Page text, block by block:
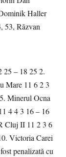
Haller
53, Răzvan
25 – 18 25 2.
Mare 11 6 2 3
Minerul Ocna
4 4 3 16 – 16
Cluj II 11 2 3 6
Victoria Carei
penalizată cu